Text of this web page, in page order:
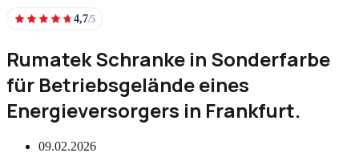
4,7/5
Rumatek Schranke in Sonderfarbe
für Betriebsgelände eines
Energieversorgers in Frankfurt.
09.02.2026